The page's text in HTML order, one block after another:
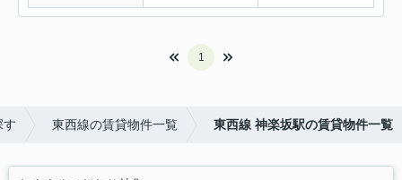
1
す 東西線の賃貸物件一覧 東西線 神楽坂駅の賃貸物件一覧